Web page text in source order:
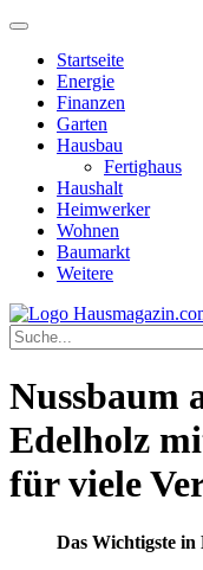
Startseite
Energie
Finanzen
Garten
Hausbau
Fertighaus
Haushalt
Heimwerker
Wohnen
Baumarkt
Weitere
Nussbaum
Edelholz
für viele
Das Wichtigste in